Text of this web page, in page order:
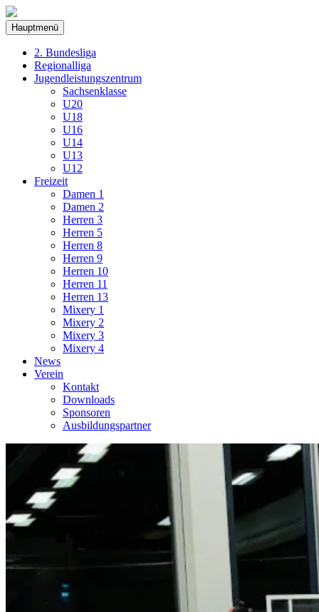
Hauptmenü
2. Bundesliga
Regionalliga
Jugendleistungszentrum
Sachsenklasse
U20
U18
U16
U14
U13
U12
Freizeit
Damen 1
Damen 2
Herren 3
Herren 5
Herren 8
Herren 9
Herren 10
Herren 11
Herren 13
Mixery 1
Mixery 2
Mixery 3
Mixery 4
News
Verein
Kontakt
Downloads
Sponsoren
Ausbildungspartner